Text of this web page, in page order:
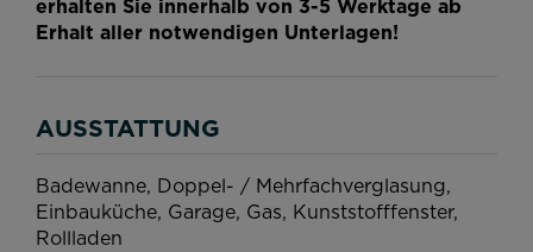
erhalten Sie innerhalb von 3-5 Werktage ab
Erhalt aller notwendigen Unterlagen!
AUSSTATTUNG
Badewanne Doppel- / Mehrfachverglasung
Einbauküche Garage Gas Kunststofffenster
Rollladen